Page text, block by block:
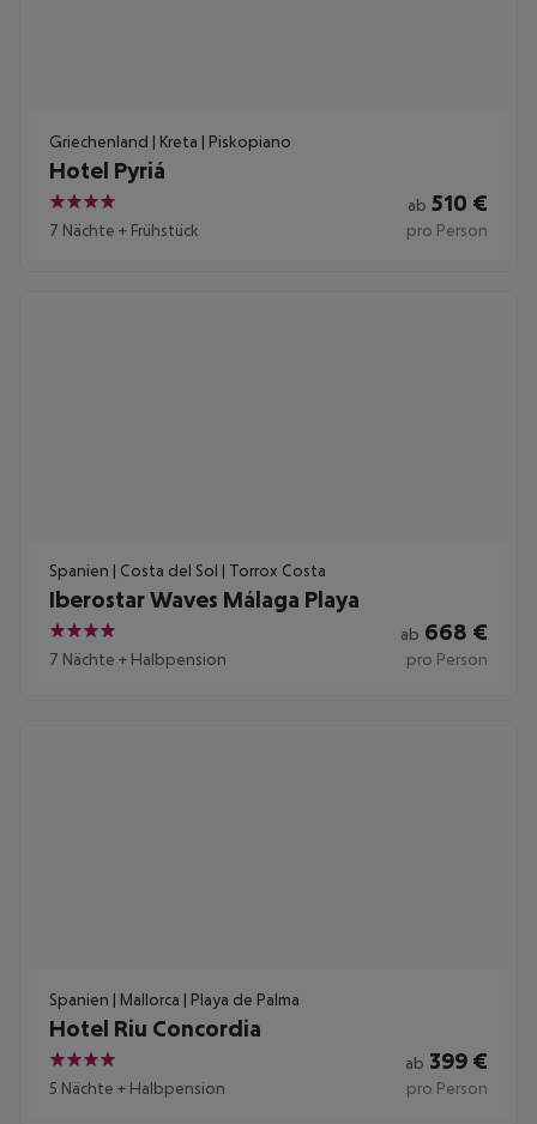
Griechenland | Kreta | Piskopiano
Hotel Pyriá
4
7 Nächte + Frühstück
ab 510 €
pro Person
Spanien | Costa del Sol | Torrox Costa
Iberostar Waves Málaga Playa
4
7 Nächte + Halbpension
ab 668 €
pro Person
Spanien | Mallorca | Playa de Palma
Hotel Riu Concordia
4
5 Nächte + Halbpension
ab 399 €
pro Person